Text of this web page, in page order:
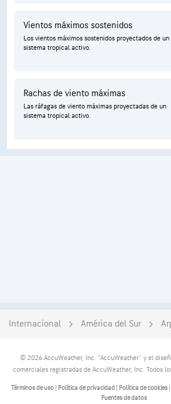
Vientos máximos sostenidos
Los vientos máximos sostenidos proyectados de un
sistema tropical activo.
Rachas de viento máximas
Las ráfagas de viento máximas proyectadas de un
sistema tropical activo.
Internacional América del Sur
© 2026 AccuWeather, Inc. "AccuWeather" y el
comerciales registradas de AccuWeather, Inc. Todos
Términos de uso Política de privacidad Política de cookies
Fuentes de datos